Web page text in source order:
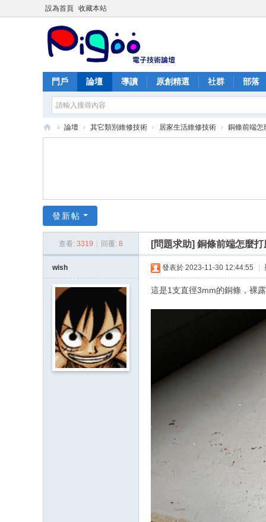
設為首頁 收藏本站
門戶 論壇 導讀 原創精選 社群 部落
酷
» 論壇 › 其它類別維修技術 › 居家生活維修技術 › 銅條前端怎
發新帖
查看: 3319 回覆: 8 [問題求助] 銅條前端怎麼
wish 發表於 2023-11-30 12:44:55
這是1支直徑3mm的銅條，裸